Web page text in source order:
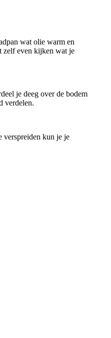
wat olie warm en
zelf even kijken wat je
je deeg over de bodem
verdelen.
verspreiden kun je je